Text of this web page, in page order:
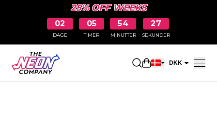
25% OFF WEEKS
02
DAGE
05
TIMER
54
MINUTTER
27
SEKUNDER
Åbn DKK
SIDEN BLEV IKKE